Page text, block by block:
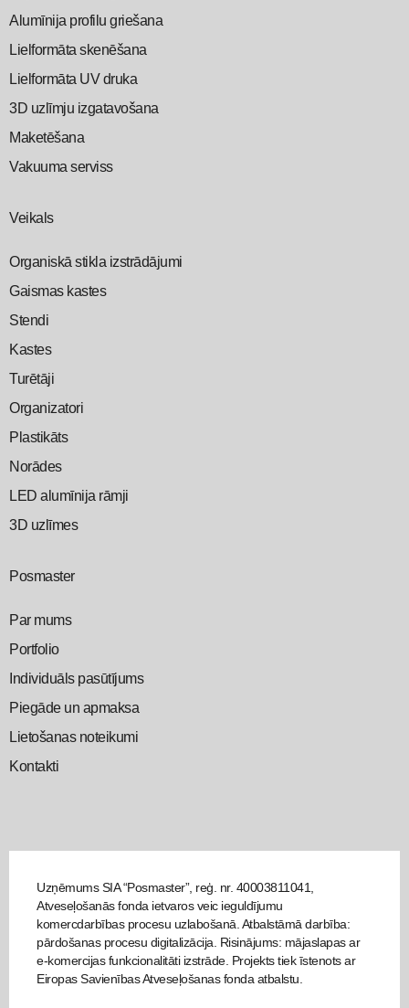
Alumīnija profilu griešana
Lielformāta skenēšana
Lielformāta UV druka
3D uzlīmju izgatavošana
Maketēšana
Vakuuma serviss
Veikals
Organiskā stikla izstrādājumi
Gaismas kastes
Stendi
Kastes
Turētāji
Organizatori
Plastikāts
Norādes
LED alumīnija rāmji
3D uzlīmes
Posmaster
Par mums
Portfolio
Individuāls pasūtījums
Piegāde un apmaksa
Lietošanas noteikumi
Kontakti
Uzņēmums SIA “Posmaster”, reģ. nr. 40003811041,
Atveseļošanās fonda ietvaros veic ieguldījumu
komercdarbības procesu uzlabošanā. Atbalstāmā darbība:
pārdošanas procesu digitalizācija. Risinājums: mājaslapas ar
e-komercijas funkcionalitāti izstrāde. Projekts tiek īstenots ar
Eiropas Savienības Atveseļošanas fonda atbalstu.